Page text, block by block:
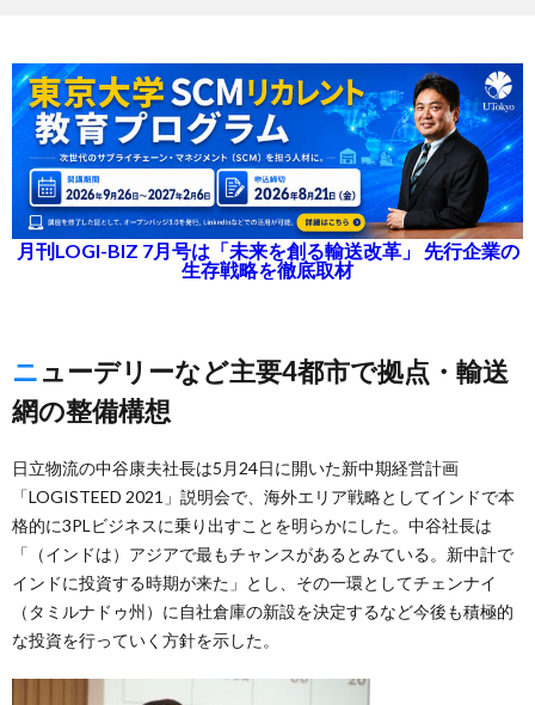
月刊LOGI-BIZ 7月号は「未来を創る輸送改革」 先行企業の
生存戦略を徹底取材
ニューデリーなど主要4都市で拠点・輸送
網の整備構想
日立物流の中谷康夫社長は5月24日に開いた新中期経営計画
「LOGISTEED 2021」説明会で、海外エリア戦略としてインドで本
格的に3PLビジネスに乗り出すことを明らかにした。中谷社長は
「（インドは）アジアで最もチャンスがあるとみている。新中計で
インドに投資する時期が来た」とし、その一環としてチェンナイ
（タミルナドゥ州）に自社倉庫の新設を決定するなど今後も積極的
な投資を行っていく方針を示した。